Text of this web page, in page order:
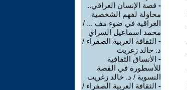
- قصة الإنسان العراقي..
محاولة لفهم الشخصية
العراقية في ضوء مف ... /
محمد اسماعيل السراي
- الثقافة العربية الصفراء /
د. خالد زغريت
- الأنساق الثقافية
للأسطورة في القصة
النسوية / د. خالد زغريت
- الثقافة العربية الصفراء /